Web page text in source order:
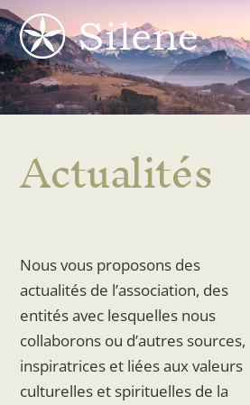
Skip
to
content
Actualités
Nous vous proposons des
actualités de l’association, des
entités avec lesquelles nous
collaborons ou d’autres sources,
inspiratrices et liées aux valeurs
culturelles et spirituelles de la